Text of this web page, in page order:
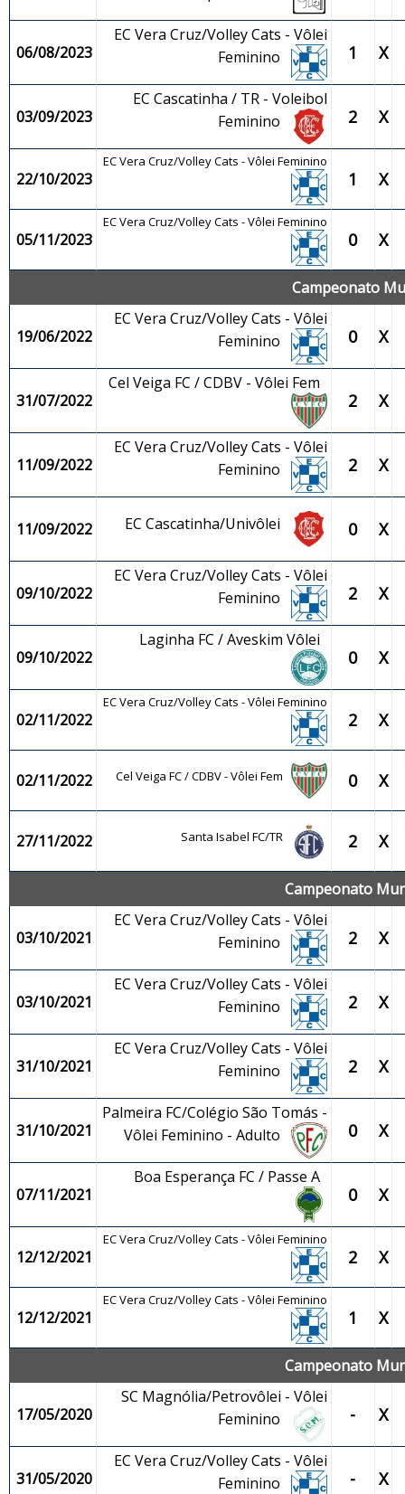
06/08/2023
EC Vera Cruz/Volley Cats - Vôlei
Feminino
1 X
03/09/2023
EC Cascatinha / TR - Voleibol
Feminino
2 X
22/10/2023
EC Vera Cruz/Volley Cats - Vôlei Feminino
1 X
05/11/2023
EC Vera Cruz/Volley Cats - Vôlei Feminino
0 X
Campeonato
19/06/2022
EC Vera Cruz/Volley Cats - Vôlei
Feminino
0 X
31/07/2022
Cel Veiga FC / CDBV - Vôlei Fem
2 X
11/09/2022
EC Vera Cruz/Volley Cats - Vôlei
Feminino
2 X
11/09/2022 EC Cascatinha/Univôlei 0 X
09/10/2022
EC Vera Cruz/Volley Cats - Vôlei
Feminino
2 X
09/10/2022
Laginha FC / Aveskim Vôlei
0 X
02/11/2022
EC Vera Cruz/Volley Cats - Vôlei Feminino
2 X
02/11/2022 Cel Veiga FC / CDBV - Vôlei Fem 0 X
27/11/2022 Santa Isabel FC/TR 2 X
Campeonato
03/10/2021
EC Vera Cruz/Volley Cats - Vôlei
Feminino
2 X
03/10/2021
EC Vera Cruz/Volley Cats - Vôlei
Feminino
2 X
31/10/2021
EC Vera Cruz/Volley Cats - Vôlei
Feminino
2 X
31/10/2021
Palmeira FC/Colégio São Tomás -
Vôlei Feminino - Adulto
0 X
07/11/2021
Boa Esperança FC / Passe A
0 X
12/12/2021
EC Vera Cruz/Volley Cats - Vôlei Feminino
2 X
12/12/2021
EC Vera Cruz/Volley Cats - Vôlei Feminino
1 X
Campeonato
17/05/2020
SC Magnólia/Petrovôlei - Vôlei
Feminino
- X
31/05/2020
EC Vera Cruz/Volley Cats - Vôlei
Feminino
- X